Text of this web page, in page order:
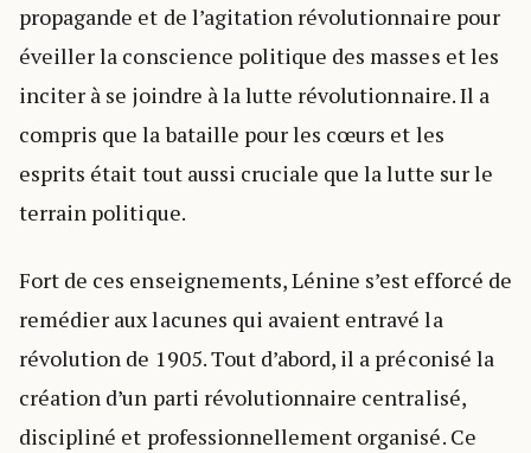
propagande et de l’agitation révolutionnaire pour
éveiller la conscience politique des masses et les
inciter à se joindre à la lutte révolutionnaire. Il a
compris que la bataille pour les cœurs et les
esprits était tout aussi cruciale que la lutte sur le
terrain politique.
Fort de ces enseignements, Lénine s’est efforcé de
remédier aux lacunes qui avaient entravé la
révolution de 1905. Tout d’abord, il a préconisé la
création d’un parti révolutionnaire centralisé,
discipliné et professionnellement organisé. Ce